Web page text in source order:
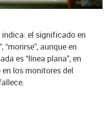
indica: el significado en
“morirse”, aunque en
es “línea plana”, en
los monitores del